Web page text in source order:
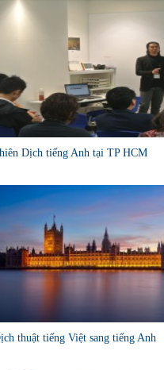
Dịch tiếng Anh tại TP HCM
thuật tiếng Việt sang tiếng Anh